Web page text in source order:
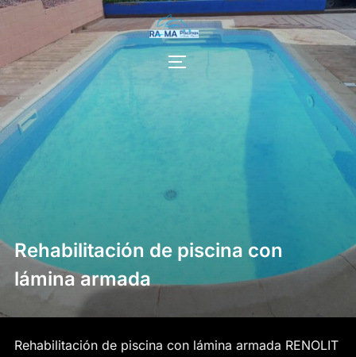
Saltar
contenido
ALTERNAR LA BARRA LATERAL
Rehabilitación de piscina con
lámina armada
Rehabilitación de piscina con lámina armada RENOLIT